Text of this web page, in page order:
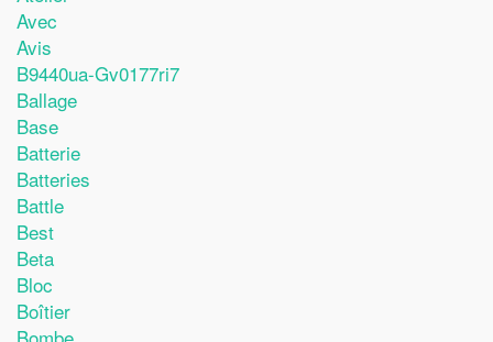
Avec
Avis
B9440ua-Gv0177ri7
Ballage
Base
Batterie
Batteries
Battle
Best
Beta
Bloc
Boîtier